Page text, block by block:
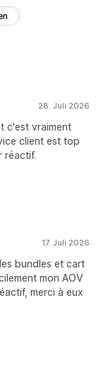
28. Juli 2026
c'est vraiment
client est top
réactif.
17. Juli 2026
bundles et cart
mon AOV
merci à eux